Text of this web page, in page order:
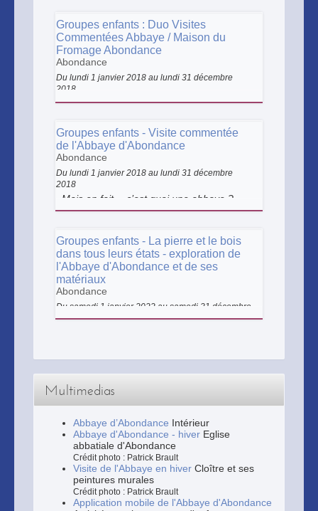
Groupes enfants : Duo Visites
Commentées Abbaye / Maison du
Fromage Abondance
Abondance
Du lundi 1 janvier 2018 au lundi 31 décembre
2018
En compagnie d’une médiatrice,
village et profitez d’un tarif préférentiel.
Groupes enfants - Visite commentée
de l'Abbaye d'Abondance
Abondance
Du lundi 1 janvier 2018 au lundi 31 décembre
2018
Mais en fait… c’est quoi une abbaye ?
Suivez-nous pour percer tous les secrets
Groupes enfants - La pierre et le bois
dans tous leurs états - exploration de
l'Abbaye d'Abondance et de ses
matériaux
Abondance
Du samedi 1 janvier 2022 au samedi 31 décembre
2022
les caractéristiques de ces matériaux de
Multimedias
Abbaye d’Abondance Intérieur
Abbaye d'Abondance - hiver Eglise
abbatiale d'Abondance
Crédit photo : Patrick Brault
Visite de l'Abbaye en hiver Cloître et ses
peintures murales
Crédit photo : Patrick Brault
Application mobile de l'Abbaye d'Abondance